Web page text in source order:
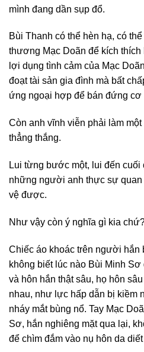
mình đang dần sụp đổ.
Bùi Thanh có thể hèn hạ, có
thương Mạc Doãn để kích thích
lợi dụng tình cảm của Mạc
đoạt tài sản gia đình mà bất
ứng ngoại hợp để bán đứng cơ
Còn anh vĩnh viễn phải làm
thẳng thắng.
Lui từng bước một, lui đến cuối
những người anh thực sự quan
vệ được.
Như vậy còn ý nghĩa gì kia
Chiếc áo khoác trên người hắn
không biết lúc nào Bùi Minh
và hôn hắn thật sâu, họ hôn
nhau, như lực hấp dẫn bị kiềm
nháy mắt bùng nổ. Tay Mạc
Sơ, hắn nghiêng mặt qua lại,
để chìm đắm vào nụ hôn da